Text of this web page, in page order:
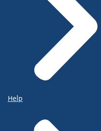
Help